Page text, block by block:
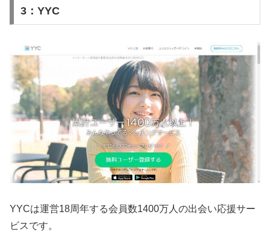
3：YYC
YYCは運営18周年する会員数1400万人の出会い応援サー
ビスです。